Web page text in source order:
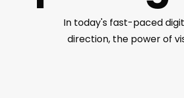
In today's fast-paced
direction, the power of